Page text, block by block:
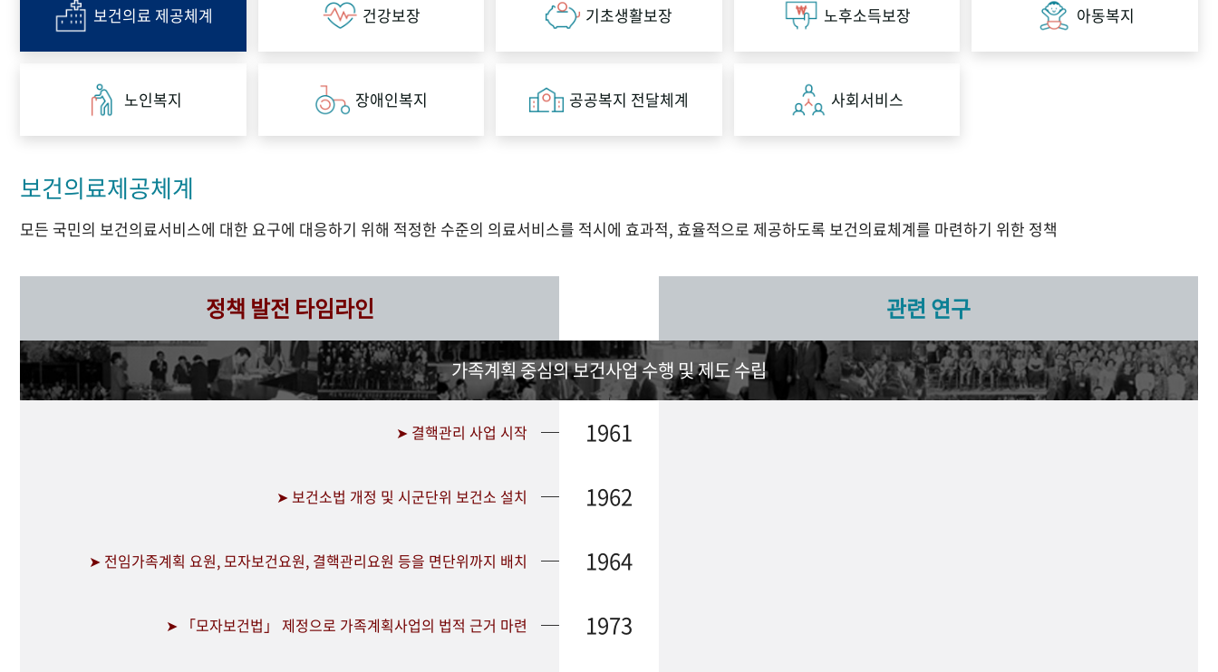
보건의료 제공체계 건강보장 기초생활보장 노후소득보장 아동복지
노인복지 장애인복지 공공복지 전달체계 사회서비스
보건의료제공체계
모든 국민의 보건의료서비스에 대한 요구에 대응하기 위해 적정한 수준의 의료서비스를 적시에 효과적, 효율적으로 제공하도록 보건의료체계를 마련하기 위한 정책
정책 발전 타임라인 관련 연구
가족계획 중심의 보건사업 수행 및 제도 수립
➤ 결핵관리 사업 시작 1961
➤ 보건소법 개정 및 시군단위 보건소 설치 1962
➤ 전임가족계획 요원, 모자보건요원, 결핵관리요원 등을 면단위까지 배치 1964
➤ 「모자보건법」 제정으로 가족계획사업의 법적 근거 마련 1973